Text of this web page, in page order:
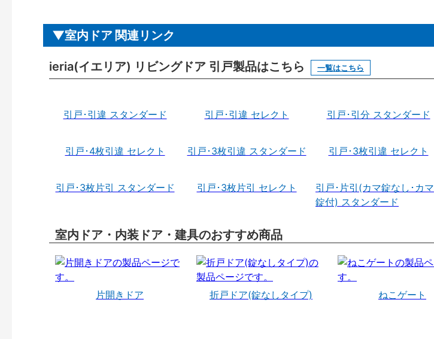
室内ドア 関連リンク
ieria(イエリア) リビングドア 引戸製品はこちら 一覧はこちら
引戸･引違 スタンダード 引戸･引違 セレクト 引戸･引分 スタンダード
引戸･4枚引違 セレクト 引戸･3枚引違 スタンダード 引戸･3枚引違 セレクト
引戸･3枚片引 スタンダード 引戸･3枚片引 セレクト
引戸･片引(カマ錠なし･カマ
錠付) スタンダード
室内ドア・内装ドア・建具のおすすめ商品
片開きドア 折戸ドア(錠なしタイプ)
ねこゲート